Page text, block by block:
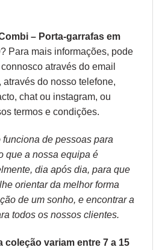
– Porta-garrafas em
? Para mais informações, pode
através do email
do nosso telefone,
, chat ou instagram, ou
termos e condições.
de pessoas para
que a nossa equipa é
dia após dia, para que
orientar da melhor forma
de um sonho, e encontrar a
todos os nossos clientes.
coleção variam entre 7 a 15